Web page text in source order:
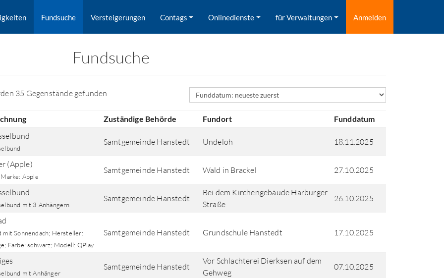
Fundsuche Versteigerungen Contags Onlinedienste für Verwaltungen Anmelden
Fundsuche
nach Orten gesucht.
35 Gegenstände gefunden Sortierfeld
Zuständige Behörde Fundort Funddatum
Samtgemeinde Hanstedt Undeloh 18.11.2025
(Apple)
Apple
Samtgemeinde Hanstedt Wald in Brackel 27.10.2025
mit 3 Anhängern
Samtgemeinde Hanstedt
Bei dem Kirchengebäude Harburger
Straße
26.10.2025
mit Sonnendach; Hersteller:
Farbe: schwarz; Modell: QPlay
Samtgemeinde Hanstedt Grundschule Hanstedt 17.10.2025
mit Anhänger
Samtgemeinde Hanstedt
Vor Schlachterei Dierksen auf dem
Gehweg
07.10.2025